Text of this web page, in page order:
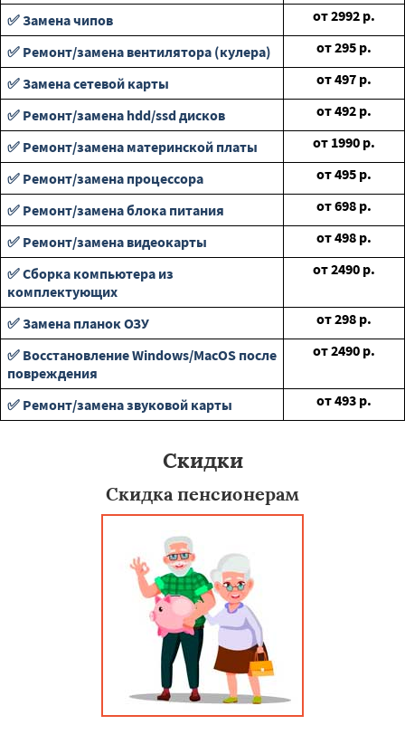
✅ Замена чипов
от2992 р.
✅ Ремонт/замена вентилятора (кулера)
от295 р.
✅ Замена сетевой карты
от497 р.
✅ Ремонт/замена hdd/ssd дисков
от492 р.
✅ Ремонт/замена материнской платы
от 1990 р.
✅ Ремонт/замена процессора
от495 р.
✅ Ремонт/замена блока питания
от698 р.
✅ Ремонт/замена видеокарты
от498 р.
✅ Сборка компьютера из
комплектующих
от2490 р.
✅ Замена планок ОЗУ от298 р.
✅ Восстановление Windows/MacOS после
повреждения
от2490 р.
✅ Ремонт/замена звуковой карты от493 р.
Скидки
Скидка пенсионерам